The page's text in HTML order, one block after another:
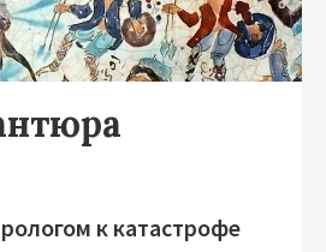
к катастрофе